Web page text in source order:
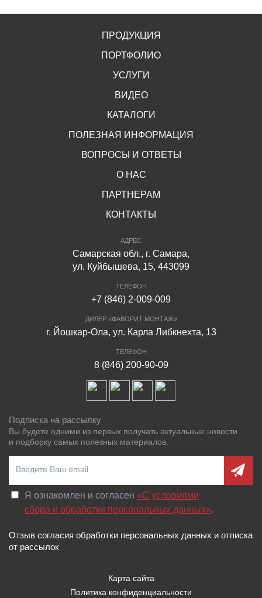
ПРОДУКЦИЯ
ПОРТФОЛИО
УСЛУГИ
ВИДЕО
КАТАЛОГИ
ПОЛЕЗНАЯ ИНФОРМАЦИЯ
ВОПРОСЫ И ОТВЕТЫ
О НАС
ПАРТНЕРАМ
КОНТАКТЫ
АДРЕС
Самарская обл., г. Самара,
ул. Куйбышева, 15, 443099
ТЕЛЕФОН
+7 (846) 2-009-009
ДИЛЕР «ФАВОРИТ МОНТАЖ»
г. Йошкар-Ола, ул. Карла Либкнехта, 13
ТЕЛЕФОН
8 (846) 200-90-09
Подписка на рассылку
Вы будете одними из первых получать актуальные новости
и подборку самых полезных материалов.
Я ознакомлен и согласен «C условиями
сбора и обработки персональных данных».
Отзыв согласия обработки персональных данных и отписка
от рассылок
Карта сайта
Политика конфиденциальности